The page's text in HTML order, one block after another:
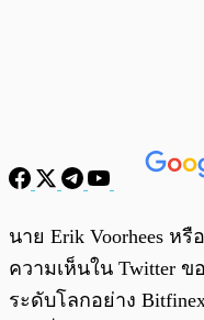
นาย Erik Voorhees หรื
ความเห็นใน Twitter ข
ระดับโลกอย่าง